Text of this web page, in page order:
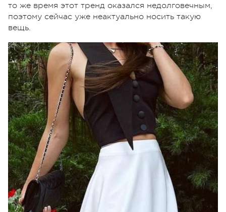
то же время этот тренд оказался недолговечным,
поэтому сейчас уже неактуально носить такую
вещь.